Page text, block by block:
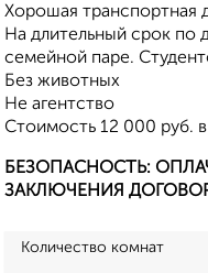
Хорошая транспортная
На длительный срок по
семейной паре.
Без животных
Не агентство
Стоимость 12 000 руб.
БЕЗОПАСНОСТЬ:
ЗАКЛЮЧЕНИЯ
Количество комнат